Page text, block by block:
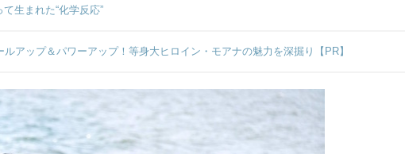
生まれた“化学反応”
アップ＆パワーアップ！等身大ヒロイン・モアナの魅力を深掘り【PR】